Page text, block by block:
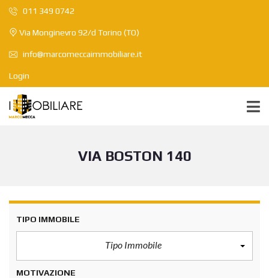
011 349 0742
Via Monginevro 92/d Torino (TO)
info@marcomeccaimmobiliare.it
Login
VIA BOSTON 140
TIPO IMMOBILE
Tipo Immobile
MOTIVAZIONE